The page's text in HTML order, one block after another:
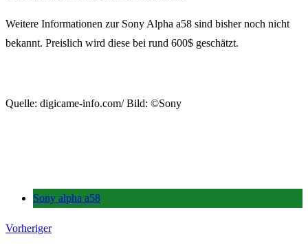
Weitere Informationen zur Sony Alpha a58 sind bisher noch nicht
bekannt. Preislich wird diese bei rund 600$ geschätzt.
Quelle: digicame-info.com/ Bild: ©Sony
Sony alpha a58
Vorheriger